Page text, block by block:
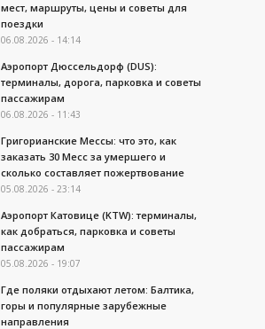
мест, маршруты, цены и советы для
поездки
06.08.2026 - 14:14
Аэропорт Дюссельдорф (DUS):
терминалы, дорога, парковка и советы
пассажирам
06.08.2026 - 11:43
Григорианские Мессы: что это, как
заказать 30 Месс за умершего и
сколько составляет пожертвование
05.08.2026 - 23:14
Аэропорт Катовице (KTW): терминалы,
как добраться, парковка и советы
пассажирам
05.08.2026 - 19:07
Где поляки отдыхают летом: Балтика,
горы и популярные зарубежные
направления